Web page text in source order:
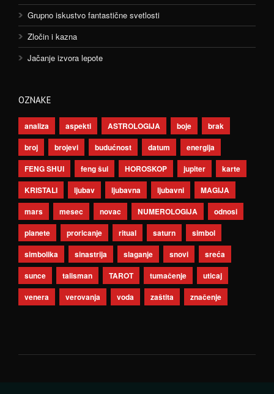
Grupno iskustvo fantastične svetlosti
Zločin i kazna
Jačanje izvora lepote
OZNAKE
analiza aspekti ASTROLOGIJA boje
brak
broj
brojevi budućnost datum
energija
FENG SHUI
feng šui HOROSKOP jupiter
karte
KRISTALI
ljubav ljubavna ljubavni
MAGIJA
mars
mesec novac NUMEROLOGIJA
odnosi
planete
proricanje ritual saturn
simbol
simbolika
sinastrija slaganje snovi
sreća
sunce
talisman TAROT tumačenje
uticaj
venera
verovanja voda zaštita značenje